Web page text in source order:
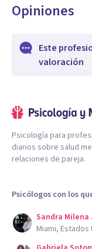
Opiniones
Este
valoración
Psicología para
diarios sobre salud
relaciones de pareja.
Psicólogos con los
Sandra Milena
Miami, Estados